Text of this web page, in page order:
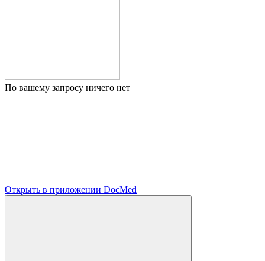
По вашему запросу ничего нет
Открыть в приложении DocMed